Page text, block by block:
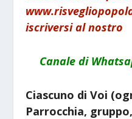
iscriversi al nostro
Canale di
Ciascuno di Voi
Parrocchia,